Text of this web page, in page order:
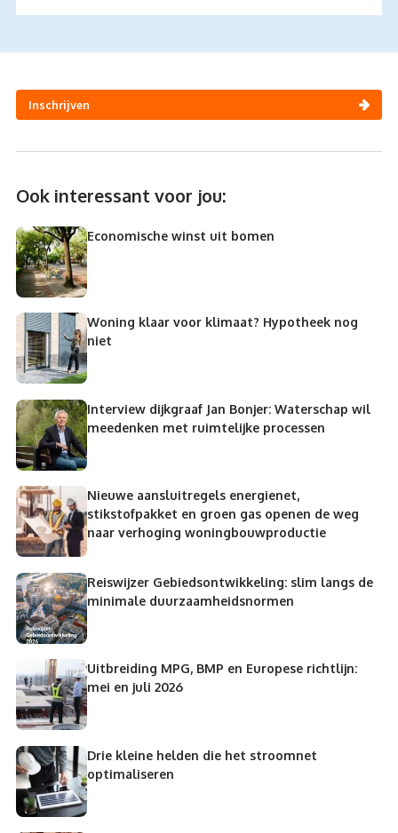
Inschrijven
Ook interessant voor jou:
Economische winst uit bomen
Woning klaar voor klimaat? Hypotheek nog
niet
Interview dijkgraaf Jan Bonjer: Waterschap wil
meedenken met ruimtelijke processen
Nieuwe aansluitregels energienet,
stikstofpakket en groen gas openen de weg
naar verhoging woningbouwproductie
Reiswijzer Gebiedsontwikkeling: slim langs de
minimale duurzaamheidsnormen
Uitbreiding MPG, BMP en Europese richtlijn:
mei en juli 2026
Drie kleine helden die het stroomnet
optimaliseren